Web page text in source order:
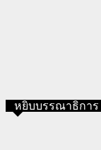
หยิบบรรณาธิการ